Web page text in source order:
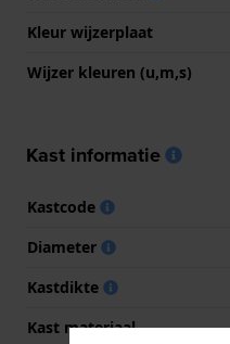
Kleur wijzerplaat
Wijzer kleuren (u,m,s)
Kast informatie
Kastcode
Diameter
Kastdikte
Kast materiaal